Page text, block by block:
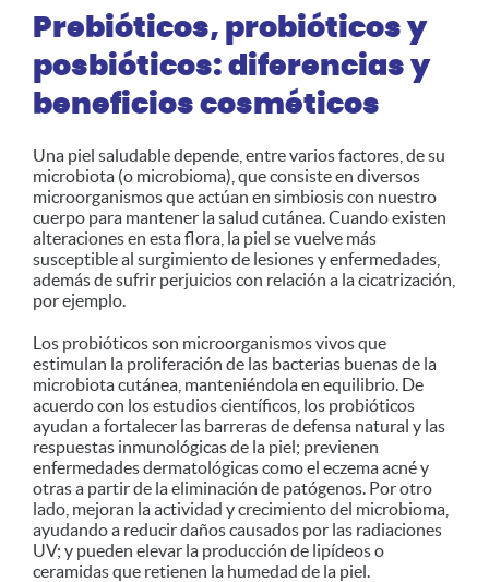
Prebióticos, probióticos y
posbióticos: diferencias y
beneficios cosméticos
Una piel saludable depende, entre varios factores, de su
microbiota (o microbioma), que consiste en diversos
microorganismos que actúan en simbiosis con nuestro
cuerpo para mantener la salud cutánea. Cuando existen
alteraciones en esta flora, la piel se vuelve más
susceptible al surgimiento de lesiones y enfermedades,
además de sufrir perjuicios con relación a la cicatrización,
por ejemplo.
Los probióticos son microorganismos vivos que
estimulan la proliferación de las bacterias buenas de la
microbiota cutánea, manteniéndola en equilibrio. De
acuerdo con los estudios científicos, los probióticos
ayudan a fortalecer las barreras de defensa natural y las
respuestas inmunológicas de la piel; previenen
enfermedades dermatológicas como el eczema acné y
otras a partir de la eliminación de patógenos. Por otro
lado, mejoran la actividad y crecimiento del microbioma,
ayudando a reducir daños causados por las radiaciones
UV; y pueden elevar la producción de lipídeos o
ceramidas que retienen la humedad de la piel.